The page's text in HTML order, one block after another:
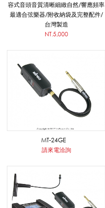
有
線
樂
容式音頭音質清晰細緻自然/響應頻率
最適合弦樂器/附收納袋及完整配件/
台灣製造
NT.5,000
MT-24GE
請來電洽詢